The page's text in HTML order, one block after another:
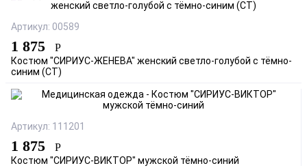
Артикул: 00589
1 875 Р
Костюм "СИРИУС-ЖЕНЕВА" женский светло-голубой с тёмно-
синим (СТ)
Артикул: 111201
1 875 Р
Костюм "СИРИУС-ВИКТОР" мужской тёмно-синий